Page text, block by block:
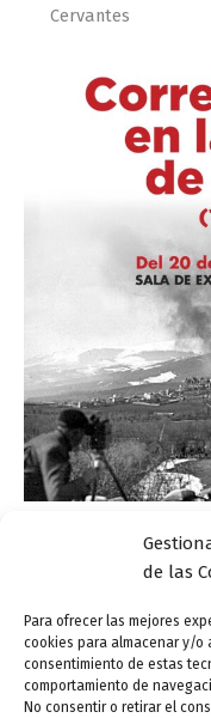
de las
Para ofrecer las mejores
cookies para almacenar y/o
consentimiento de estas
comportamiento de
No consentir o retirar el
Cervantes
Dos únicas
ensutinta/10 agosto,
El programa